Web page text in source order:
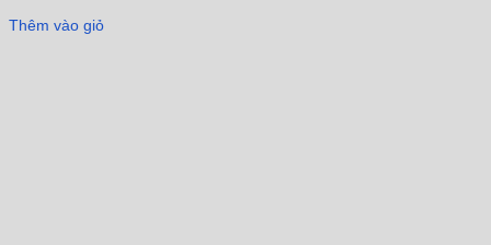
Thêm vào giỏ